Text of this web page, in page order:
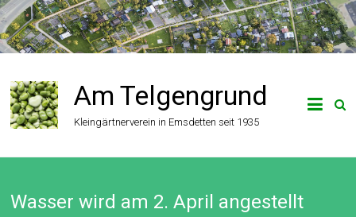
Zum
Inhalt
springen
Am Telgengrund
Kleingärtnerverein in Emsdetten seit 1935
Wasser wird am 2. April angestellt